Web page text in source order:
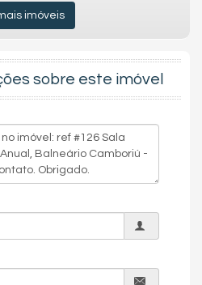
imóveis
sobre este imóvel